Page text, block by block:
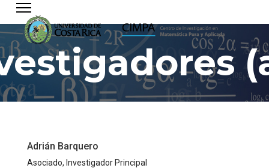
Adrián Barquero
Asociado, Investigador Principal